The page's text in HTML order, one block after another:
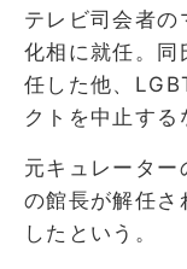
テレビ司会者の
化相に就任。同
任した他、
クトを中止する
元キュレータ
の館長が解任さ
したという。